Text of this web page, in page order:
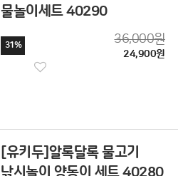
물놀이세트 40290
31% 36,000원
24,900원
[유키두]알록달록 물고기
낚시놀이 양동이 세트 40280